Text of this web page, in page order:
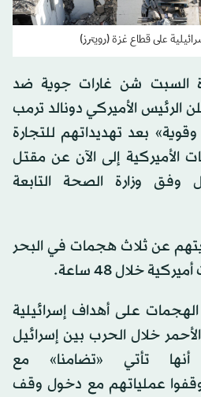
على قطاع غزة (رويترز)
السبت شن غارات جوية ضد
الرئيس الأميركي دونالد ترمب
بعد تهديداتهم للتجارة
الأميركية إلى الآن عن مقتل
وفق وزارة الصحة التابعة
عن ثلاث هجمات في البحر
خلال 48 ساعة.
على أهداف إسرائيلية
خلال الحرب بين إسرائيل
تأتي «تضامنا» مع
عملياتهم مع دخول وقف